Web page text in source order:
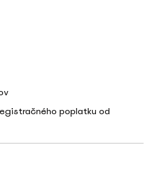
poplatku od